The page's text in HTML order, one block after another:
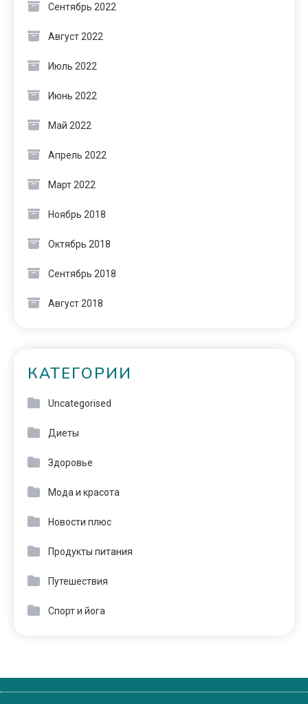
Сентябрь 2022
Август 2022
Июль 2022
Июнь 2022
Май 2022
Апрель 2022
Март 2022
Ноябрь 2018
Октябрь 2018
Сентябрь 2018
Август 2018
КАТЕГОРИИ
Uncategorised
Диеты
Здоровье
Мода и красота
Новости плюс
Продукты питания
Путешествия
Спорт и йога